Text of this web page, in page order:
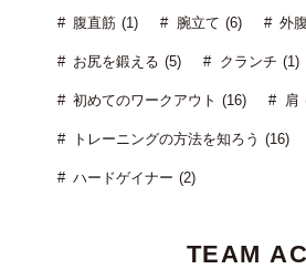
腹直筋 (1) 腕立て (6) 外
お尻を鍛える (5) クランチ (1)
初めてのワークアウト (16) 肩
トレーニングの方法を知ろう (16)
ハードゲイナー (2)
TEAM AC